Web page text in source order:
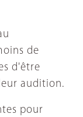
de
d'être
audition.
pour